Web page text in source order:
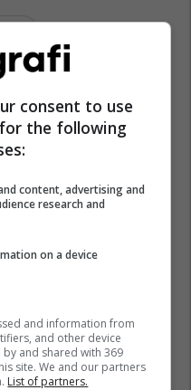
consent to use
the following
content, advertising and
research and
on a device
and information from
and other device
and shared with 369
site. We and our partners
List of partners.